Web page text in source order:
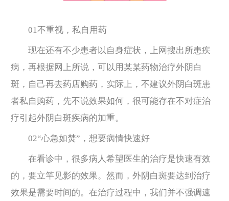
01不重视，私自用药
现在还有不少患者以自身症状，上网搜出所患疾
病，再根据网上所说，可以用某某药物治疗外阴白
斑，自己再去药店购药，实际上，不建议外阴白斑患
者私自购药，先不说效果如何，很可能存在不对症治
疗引起外阴白斑疾病的加重。
02“心急如焚”，想要病情快速好
在看诊中，很多病人希望医生的治疗是快速有效
的，要立竿见影的效果。然而，外阴白斑要达到治疗
效果是需要时间的。在治疗过程中，我们并不强调速